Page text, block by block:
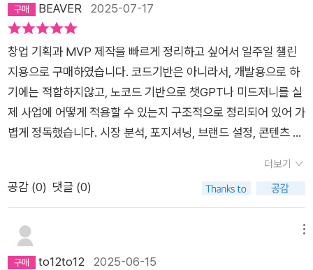
BEAVER 2025-07-17
창업 기획과 MVP 제작을 빠르게 정리하고 싶어서 일주일 챌린
지용으로 구매하였습니다. 코드기반은 아니라서, 개발용으로 하
기에는 적합하지않고, 노코드 기반으로 챗GPT나 미드저니를 실
제 사업에 어떻게 적용할 수 있는지 구조적으로 정리되어 있어 가
볍게 정독했습니다. 시장 분석, 포지셔닝, 브랜드 설정, 콘텐츠 제
더보기
공감 (0) 댓글 (0)
to12to12 2025-06-15